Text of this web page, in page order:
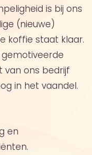
is bij ons
(nieuwe)
koffie staat klaar.
van ons bedrijf
in het vaandel.
en